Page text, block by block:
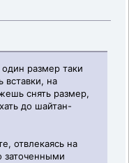
размер таки
вставки, на
снять размер,
до шайтан-
отвлекаясь на
заточенными